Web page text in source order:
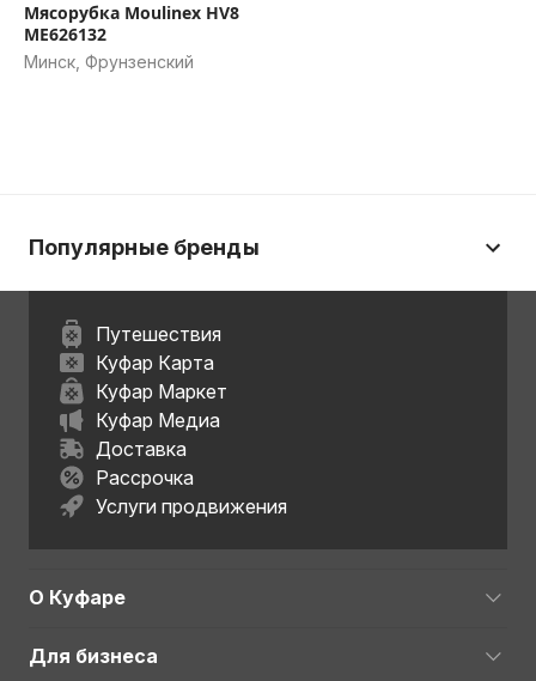
Мясорубка Moulinex HV8
ME626132
Минск, Фрунзенский
Популярные бренды
Путешествия
Куфар Карта
Куфар Маркет
Куфар Медиа
Доставка
Рассрочка
Услуги продвижения
О Куфаре
Для бизнеса